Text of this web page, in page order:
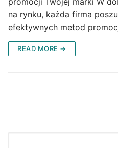
na rynku, każda firma
efektywnych metod
READ MORE →